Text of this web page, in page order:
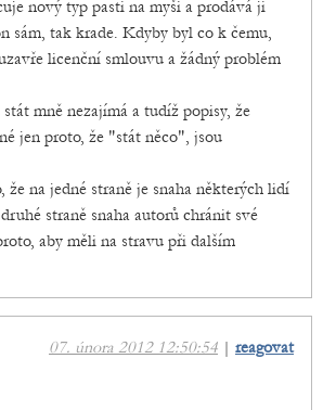
nový typ pasti na myši a prodává ji
sám, tak krade. Kdyby byl co k čemu,
licenční smlouvu a žádný problém
mně nezajímá a tudíž popisy, že
jen proto, že "stát něco", jsou
že na jedné straně je snaha některých lidí
straně snaha autorů chránit své
aby měli na stravu při dalším
07. února 2012 12:50:54 | reagovat